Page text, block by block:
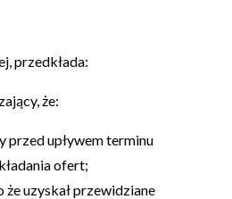
przedkłada:
że:
przed upływem terminu
ofert;
że uzyskał przewidziane